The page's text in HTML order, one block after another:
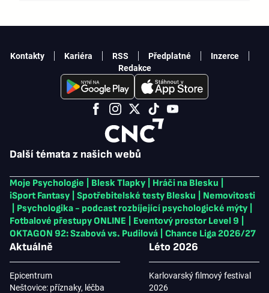
Další témata z našich webů
Moje Psychologie Blesk Tlapky Hráči na Blesku
iSport Fantasy
Spotřebitelské testy Blesku
Nemovitosti
Psychologika - podcast rozbíjející psychologické mýty
Fotbalové přestupy ONLINE
Eventový prostor Level 9
OKTAGON 92: Szabová vs. Pudilová
Chance Liga 2026/27
Aktuálně
Epicentrum
Neštovice: příznaky, léčba
Léto 2026
Karlovarský filmový festival
2026
Kontakty Kariéra RSS Předplatné
Inzerce
Redakce